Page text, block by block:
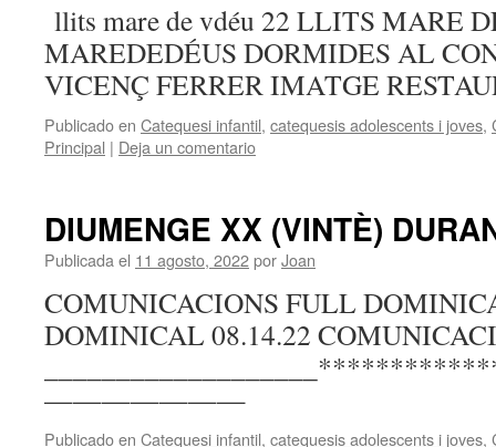
llits mare de vdéu 22 LLITS MARE
MAREDEDÉUS DORMIDES AL
VICENÇ FERRER IMATGE
Publicado en Catequesi infantil, catequesis adolescents i joves,
Principal | Deja un comentario
DIUMENGE XX (VINTÈ)
Publicada el 11 agosto, 2022porJoan
COMUNICACIONS FULL
DOMINICAL 08.14.22
———————
Publicado en Catequesi infantil, catequesis adolescents i joves,